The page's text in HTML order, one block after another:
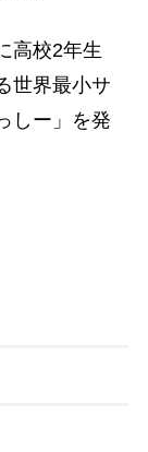
高校2年生
世界最小サ
しー」を発